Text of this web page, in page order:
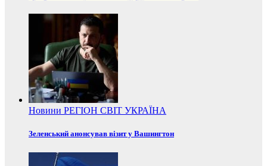
Новини РЕГІОН СВІТ УКРАЇНА
Зеленський анонсував візит у Вашингтон